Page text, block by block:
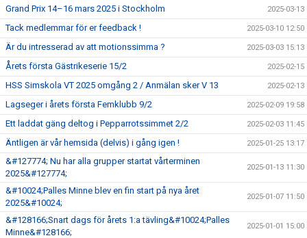
Grand Prix 14–16 mars 2025 i Stockholm 2025-03-13
Tack medlemmar för er feedback ! 2025-03-10 12:50
Är du intresserad av att motionssimma ? 2025-03-03 15:13
Årets första Gästrikeserie 15/2 2025-02-15
HSS Simskola VT 2025 omgång 2 / Anmälan sker V 13 2025-02-13
Lagseger i årets första Femklubb 9/2 2025-02-09 19:58
Ett laddat gäng deltog i Pepparrotssimmet 2/2 2025-02-03 11:45
Äntligen är vår hemsida (delvis) i gång igen ! 2025-01-25 13:17
&#127774; Nu har alla grupper startat vårterminen
2025&#127774;
2025-01-13 11:30
&#10024;Palles Minne blev en fin start på nya året
2025&#10024;
2025-01-07 11:50
&#128166;Snart dags för årets 1:a tävling&#10024;Palles
Minne&#128166;
2025-01-01 15:00